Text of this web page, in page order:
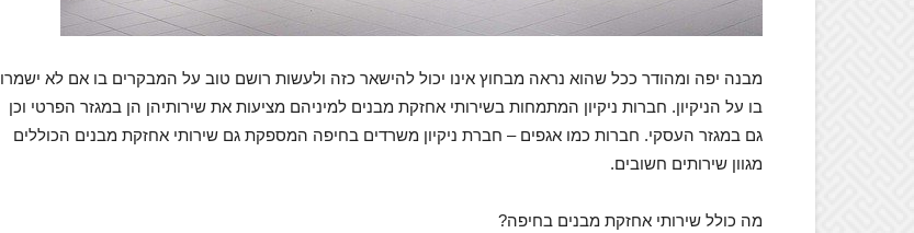
מבנה יפה ומהודר ככל שהוא נראה מבחוץ אינו יכול להישאר כזה ולעשות רושם טוב על המבקרים בו אם לא ישמרו
בו על הניקיון. חברות ניקיון המתמחות בשירותי אחזקת מבנים למיניהם מציעות את שירותיהן הן במגזר הפרטי וכן
גם במגזר העסקי. חברות כמו אגפים – חברת ניקיון משרדים בחיפה המספקת גם שירותי אחזקת מבנים הכוללים
מגוון שירותים חשובים.
מה כולל שירותי אחזקת מבנים בחיפה?